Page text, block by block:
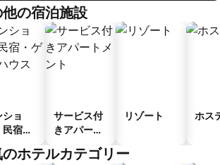
の宿泊施設
ョ
民宿・
サービス付
きアパート
リゾート ホス
ホテルカテゴリー